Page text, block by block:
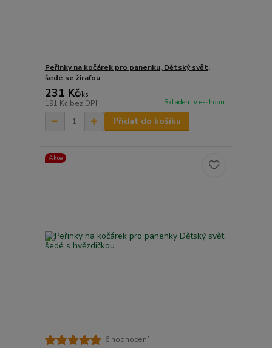
Peřinky na kočárek pro panenku, Dětský svět,
šedé se žirafou
231 Kč/ks
191 Kč bez DPH Skladem v e-shopu
Přidat do košíku
Akce
6 hodnocení